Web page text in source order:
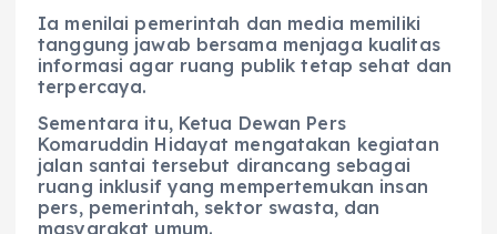
Ia menilai pemerintah dan media memiliki
tanggung jawab bersama menjaga kualitas
informasi agar ruang publik tetap sehat dan
terpercaya.
Sementara itu, Ketua Dewan Pers
Komaruddin Hidayat mengatakan kegiatan
jalan santai tersebut dirancang sebagai
ruang inklusif yang mempertemukan insan
pers, pemerintah, sektor swasta, dan
masyarakat umum.